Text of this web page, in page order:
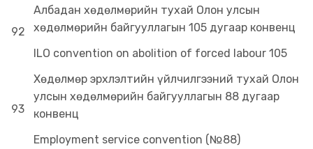
92
Албадан хөдөлмөрийн тухай Олон улсын
хөдөлмөрийн байгууллагын 105 дугаар конвенц
ILO convention on abolition of forced labour 105
93
Хөдөлмөр эрхлэлтийн үйлчилгээний тухай Олон
улсын хөдөлмөрийн байгууллагын 88 дугаар
конвенц
Employment service convention (№88)